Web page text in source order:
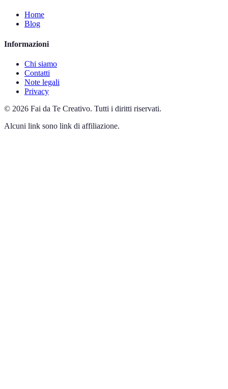
Home
Blog
Informazioni
Chi siamo
Contatti
Note legali
Privacy
© 2026 Fai da Te Creativo. Tutti i diritti riservati.
Alcuni link sono link di affiliazione.